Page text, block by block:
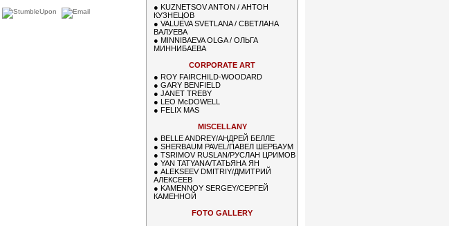
● KUZNETSOV ANTON / АНТОН
КУЗНЕЦОВ
● VALUEVA SVETLANA / СВЕТЛАНА
ВАЛУЕВА
● MINNIBAEVA OLGA / ОЛЬГА
МИННИБАЕВА
CORPORATE ART
● ROY FAIRCHILD-WOODARD
● GARY BENFIELD
● JANET TREBY
● LEO McDOWELL
● FELIX MAS
MISCELLANY
● BELLE ANDREY/АНДРЕЙ БЕЛЛЕ
● SHERBAUM PAVEL/ПАВЕЛ ШЕРБАУМ
● TSRIMOV RUSLAN/РУСЛАН ЦРИМОВ
● YAN TATYANA/ТАТЬЯНА ЯН
● ALEKSEEV DMITRIY/ДМИТРИЙ
АЛЕКСЕЕВ
● KAMENNOY SERGEY/СЕРГЕЙ
КАМЕННОЙ
FOTO GALLERY